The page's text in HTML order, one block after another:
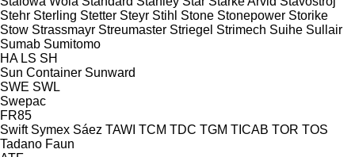
Stehr Sterling Stetter Steyr Stihl Stone Stonepower Storike
Stow Strassmayr Streumaster Striegel Strimech Suihe Sullair
Sumab Sumitomo
HA LS SH
Sun Container Sunward
SWE SWL
Swepac
FR85
Swift Symex Sáez TAWI TCM TDC TGM TICAB TOR TOS
Tadano Faun